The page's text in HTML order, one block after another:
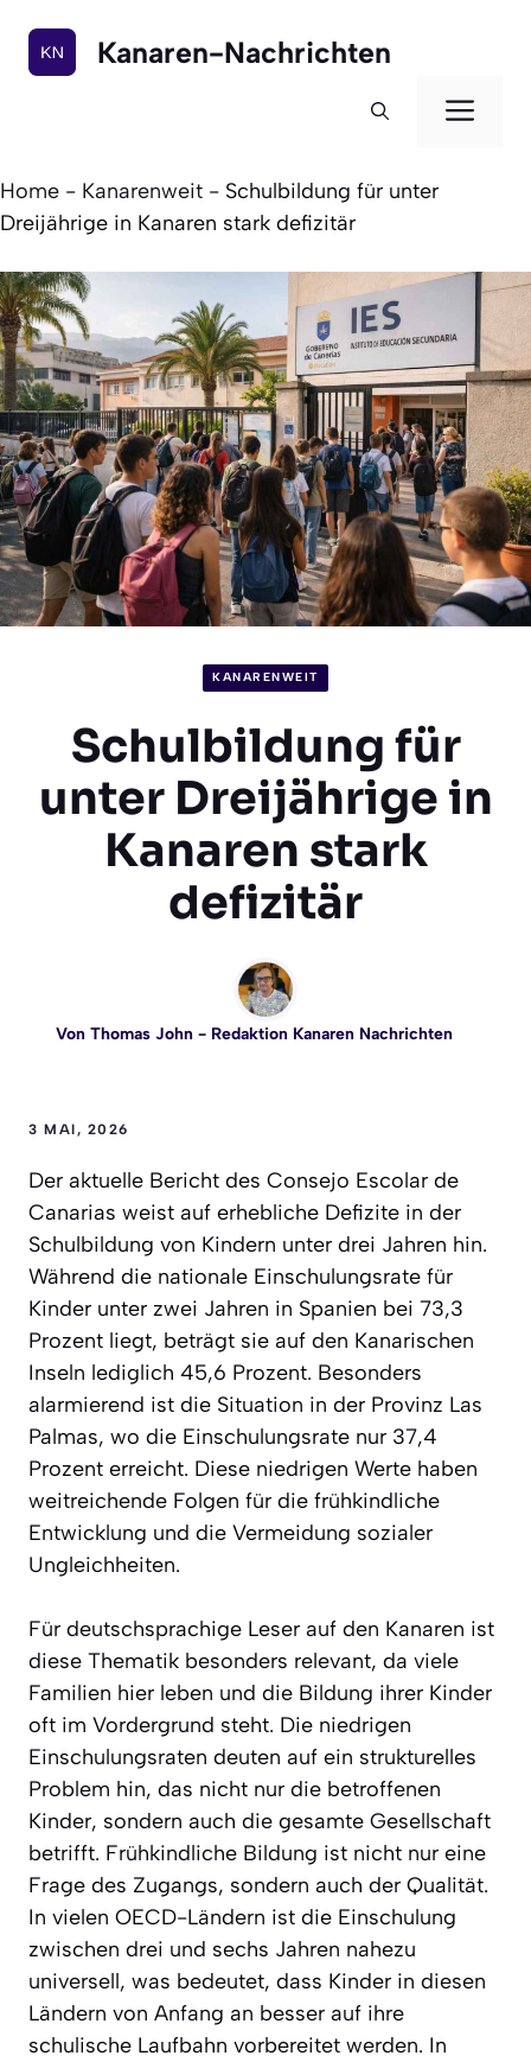
Inhalt
springen
Kanaren-Nachrichten
Home - Kanarenweit - Schulbildung für unter
Dreijährige in Kanaren stark defizitär
KANARENWEIT
Schulbildung für
unter Dreijährige in
Kanaren stark
defizitär
Von Thomas John- Redaktion Kanaren Nachrichten
3 MAI, 2026
Der aktuelle Bericht des Consejo Escolar de
Canarias weist auf erhebliche Defizite in der
Schulbildung von Kindern unter drei Jahren hin.
Während die nationale Einschulungsrate für
Kinder unter zwei Jahren in Spanien bei 73,3
Prozent liegt, beträgt sie auf den Kanarischen
Inseln lediglich 45,6 Prozent. Besonders
alarmierend ist die Situation in der Provinz Las
Palmas, wo die Einschulungsrate nur 37,4
Prozent erreicht. Diese niedrigen Werte haben
weitreichende Folgen für die frühkindliche
Entwicklung und die Vermeidung sozialer
Ungleichheiten.
Für deutschsprachige Leser auf den Kanaren ist
diese Thematik besonders relevant, da viele
Familien hier leben und die Bildung ihrer Kinder
oft im Vordergrund steht. Die niedrigen
Einschulungsraten deuten auf ein strukturelles
Problem hin, das nicht nur die betroffenen
Kinder, sondern auch die gesamte Gesellschaft
betrifft. Frühkindliche Bildung ist nicht nur eine
Frage des Zugangs, sondern auch der Qualität.
In vielen OECD-Ländern ist die Einschulung
zwischen drei und sechs Jahren nahezu
universell, was bedeutet, dass Kinder in diesen
Ländern von Anfang an besser auf ihre
schulische Laufbahn vorbereitet werden. In